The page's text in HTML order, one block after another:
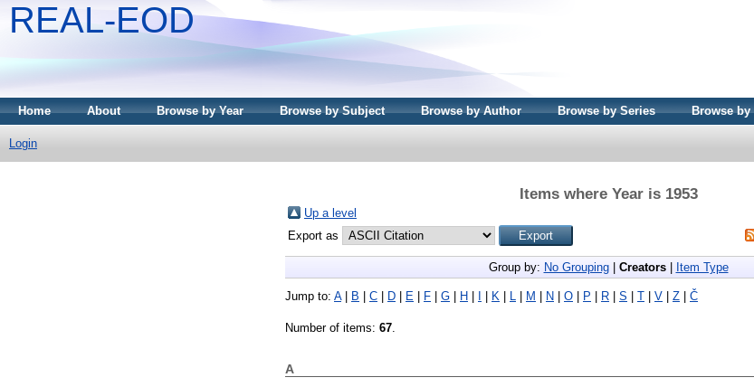
REAL-EOD
Home About Browse by Year Browse by Subject Browse by Author Browse by Series Browse
Login
Items where Year is 1953
Up a level
Export as
Group by: No Grouping| Creators| Item Type
Jump to: A| B C D E F G H K M N O P R S T V Z Č
Number of items: 67
A